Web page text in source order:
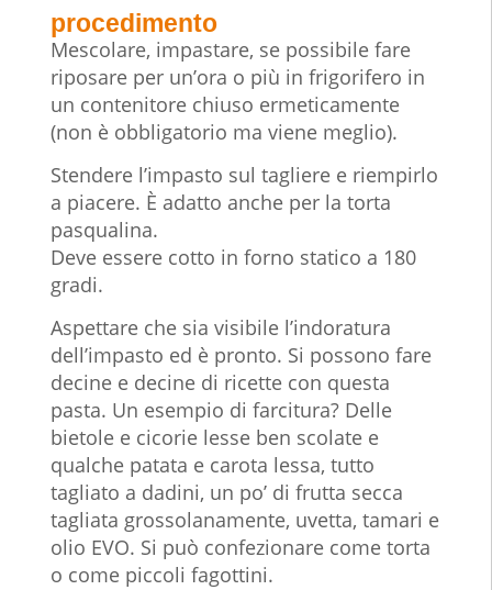
procedimento
Mescolare, impastare, se possibile fare
riposare per un’ora o più in frigorifero in
un contenitore chiuso ermeticamente
(non è obbligatorio ma viene meglio).
Stendere l’impasto sul tagliere e riempirlo
a piacere. È adatto anche per la torta
pasqualina.
Deve essere cotto in forno statico a 180
gradi.
Aspettare che sia visibile l’indoratura
dell’impasto ed è pronto. Si possono fare
decine e decine di ricette con questa
pasta. Un esempio di farcitura? Delle
bietole e cicorie lesse ben scolate e
qualche patata e carota lessa, tutto
tagliato a dadini, un po’ di frutta secca
tagliata grossolanamente, uvetta, tamari e
olio EVO. Si può confezionare come torta
o come piccoli fagottini.